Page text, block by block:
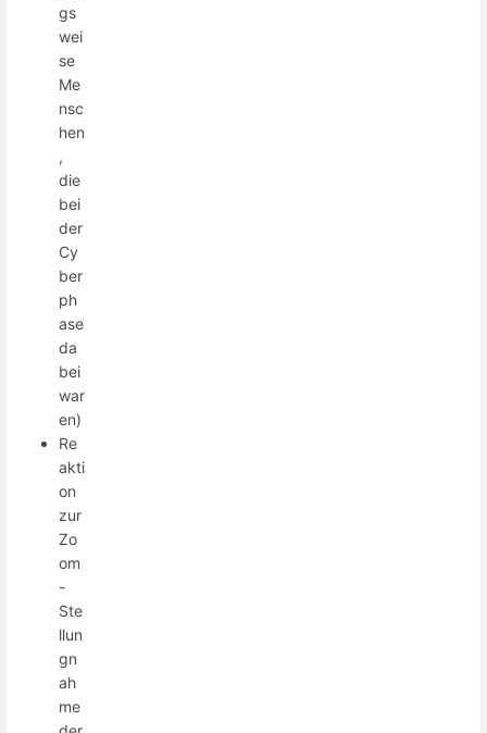
gs
wei
se
Me
nsc
hen
,
die
bei
der
Cy
ber
ph
ase
da
bei
war
en)
Re
akti
on
zur
Zo
om
-
Ste
llun
gn
ah
me